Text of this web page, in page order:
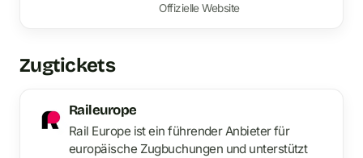
Offizielle Website
Zugtickets
Raileurope
Rail Europe ist ein führender Anbieter für
europäische Zugbuchungen und unterstützt